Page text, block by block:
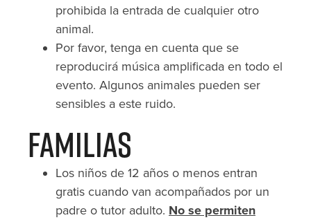
prohibida la entrada de cualquier otro
animal.
Por favor, tenga en cuenta que se
reproducirá música amplificada en todo el
evento. Algunos animales pueden ser
sensibles a este ruido.
Familias
Los niños de 12 años o menos entran
gratis cuando van acompañados por un
padre o tutor adulto. No se permiten